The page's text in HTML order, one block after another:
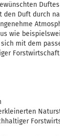
Duft durch
wie
mit dem